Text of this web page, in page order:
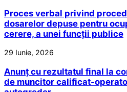
Proces verbal privind
dosarelor depuse pentru
cerere, a unei funcții publice
29 Iunie, 2026
Anunț cu rezultatul final la
de muncitor calificat-